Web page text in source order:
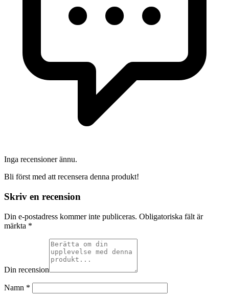
Inga recensioner ännu.
Bli först med att recensera denna produkt!
Skriv en recension
Din e-postadress kommer inte publiceras. Obligatoriska fält är
märkta *
Din recension
Namn *